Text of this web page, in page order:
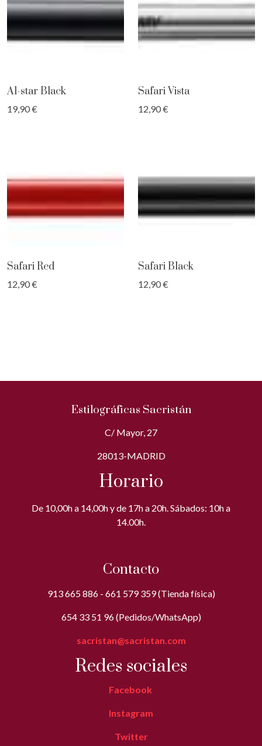
Al-star Black
19,90 €
Safari Vista
12,90 €
Safari Red
12,90 €
Safari Black
12,90 €
Estilográficas Sacristán
C/ Mayor, 27
28013-MADRID
Horario
De 10,00h a 14,00h y de 17h a 20h. Sábados: 10h a
14.00h.
Contacto
913 665 886 - 661 579 359 (Tienda física)
654 33 51 96 (Pedidos/WhatsApp)
sacristan@sacristan.com
Redes sociales
Facebook
Instagram
Twitter